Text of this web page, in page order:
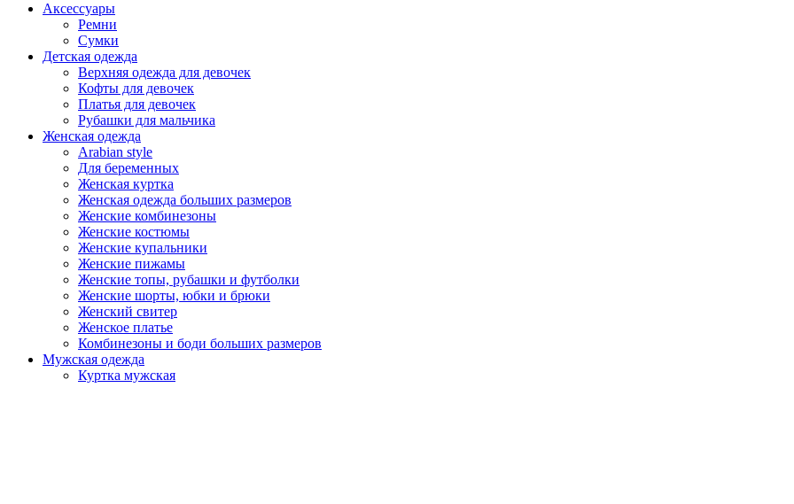
Аксессуары
Ремни
Сумки
Детская одежда
Верхняя одежда для девочек
Кофты для девочек
Платья для девочек
Рубашки для мальчика
Женская одежда
Arabian style
Для беременных
Женская куртка
Женская одежда больших размеров
Женские комбинезоны
Женские костюмы
Женские купальники
Женские пижамы
Женские топы, рубашки и футболки
Женские шорты, юбки и брюки
Женский свитер
Женское платье
Комбинезоны и боди больших размеров
Мужская одежда
Куртка мужская